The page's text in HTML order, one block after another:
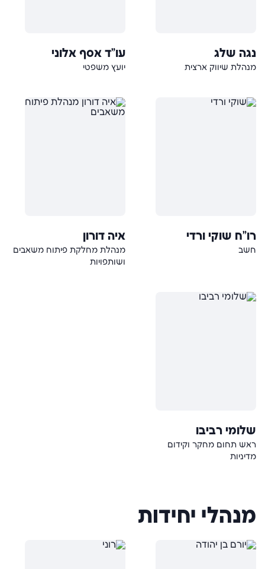
נגה שלג
מנהלת שיווק ארצית
עו"ד אסף אלוני
יועץ משפטי
רו"ח שוקי ורדי
חשב
איה דורון
מנהלת מחלקת פיתוח משאבים
ושותפויות
שלומי רביבו
ראש תחום מחקר וקידום
מדיניות
מנהלי יחידות